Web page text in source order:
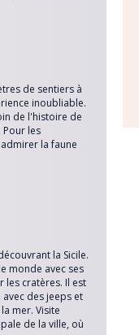
de sentiers à
inoubliable.
de l'histoire de
les
la faune
la Sicile.
monde avec ses
les cratères. Il est
des jeeps et
mer. Visite
de la ville, où